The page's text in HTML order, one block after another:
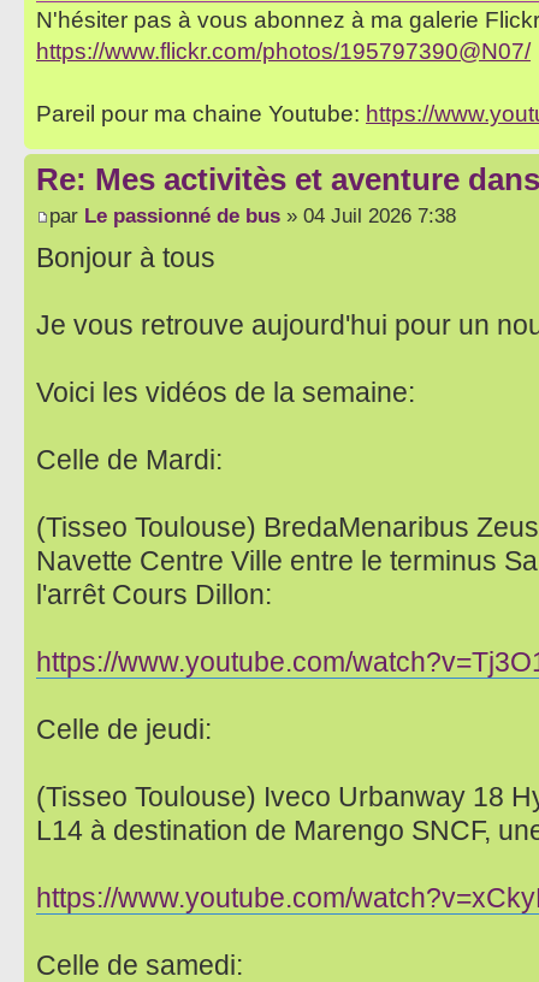
N'hésiter pas à vous abonnez à ma galerie
https://www.flickr.com/photos/195797390@N07/
Pareil pour ma chaine Youtube: https://
Re: Mes activitès et aventure
par Le passionné de bus » 04 Juil 2026 7:38
Bonjour à tous
Je vous retrouve aujourd'hui pour un
Voici les vidéos de la semaine:
Celle de Mardi:
(Tisseo Toulouse) BredaMenaribus
Navette Centre Ville entre le terminus
l'arrêt Cours Dillon:
https://www.youtube.com/
Celle de jeudi:
(Tisseo Toulouse) Iveco Urbanway 18
L14 à destination de Marengo SNCF,
https://www.youtube.com/
Celle de samedi: